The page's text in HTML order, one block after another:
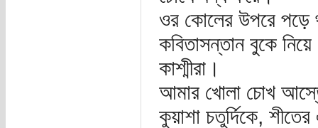
ওর কোলের উপরে পড়ে
কবিতাসন্তান বুকে
কাশ্মীরা।
আমার খোলা চোখ
কুয়াশা চতুর্দিকে,